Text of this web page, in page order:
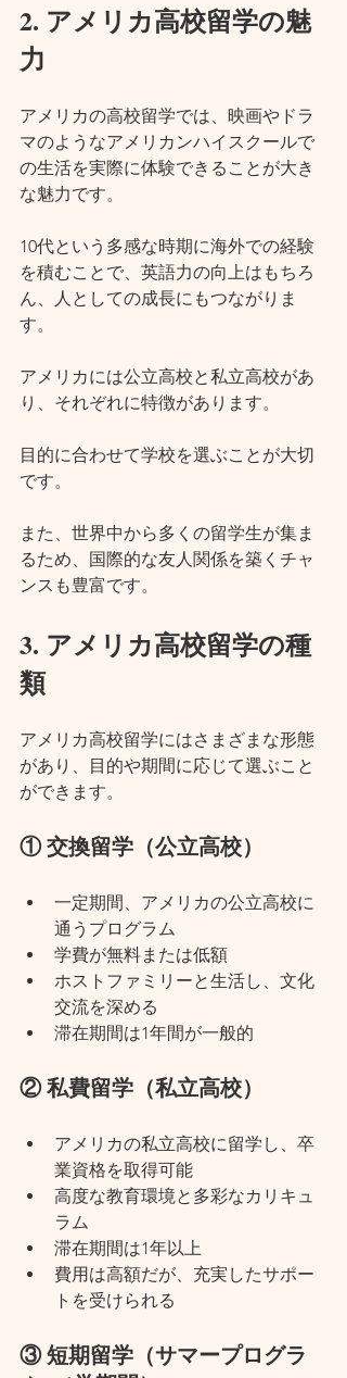
2. アメリカ高校留学の魅
力
アメリカの高校留学では、映画やドラ
マのようなアメリカンハイスクールで
の生活を実際に体験できることが大き
な魅力です。
10代という多感な時期に海外での経験
を積むことで、英語力の向上はもちろ
ん、人としての成長にもつながりま
す。
アメリカには公立高校と私立高校があ
り、それぞれに特徴があります。
目的に合わせて学校を選ぶことが大切
です。
また、世界中から多くの留学生が集ま
るため、国際的な友人関係を築くチャ
ンスも豊富です。
3. アメリカ高校留学の種
類
アメリカ高校留学にはさまざまな形態
があり、目的や期間に応じて選ぶこと
ができます。
① 交換留学（公立高校）
一定期間、アメリカの公立高校に
通うプログラム
学費が無料または低額
ホストファミリーと生活し、文化
交流を深める
滞在期間は1年間が一般的
② 私費留学（私立高校）
アメリカの私立高校に留学し、卒
業資格を取得可能
高度な教育環境と多彩なカリキュ
ラム
滞在期間は1年以上
費用は高額だが、充実したサポー
トを受けられる
③ 短期留学（サマープログラ